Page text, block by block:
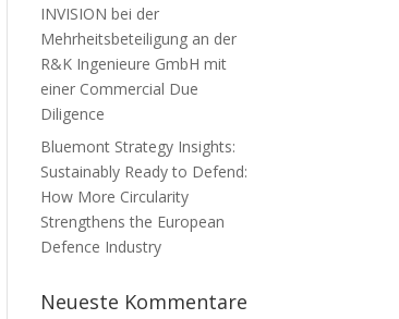
INVISION bei der
Mehrheitsbeteiligung an der
R&K Ingenieure GmbH mit
einer Commercial Due
Diligence
Bluemont Strategy Insights:
Sustainably Ready to Defend:
How More Circularity
Strengthens the European
Defence Industry
Neueste Kommentare